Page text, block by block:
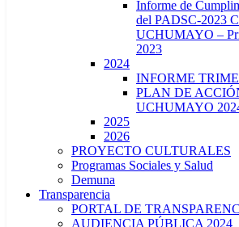
Informe de
del PADSC-2023
UCHUMAYO –
2023
2024
INFORME
PLAN DE
UCHUMAYO
2025
2026
PROYECTO CULTURALES
Programas Sociales y Salud
Demuna
Transparencia
PORTAL DE
AUDIENCIA PÚBLICA 2024